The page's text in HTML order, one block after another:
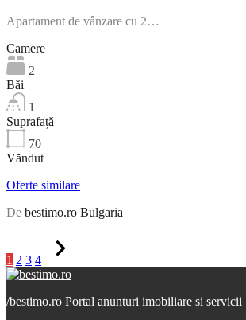
Apartament de vânzare cu 2…
Camere
2
Băi
1
Suprafață
70
Văndut
Oferte similare
De bestimo.ro Bulgaria
1 2 3 4
/bestimo.ro Portal anunturi imobiliare si servicii